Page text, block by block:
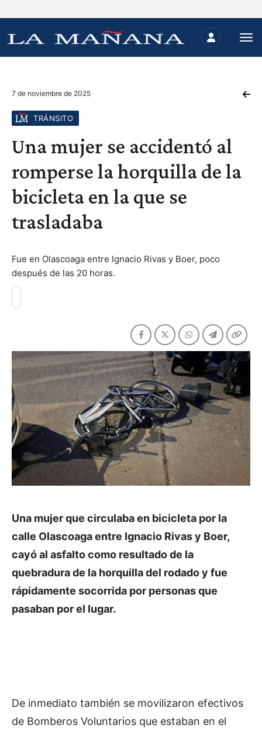
7 de noviembre de 2025
TRÁNSITO
Una mujer se accidentó al
romperse la horquilla de la
bicicleta en la que se
trasladaba
Fue en Olascoaga entre Ignacio Rivas y Boer, poco
después de las 20 horas.
Una mujer que circulaba en bicicleta por la
calle Olascoaga entre Ignacio Rivas y Boer,
cayó al asfalto como resultado de la
quebradura de la horquilla del rodado y fue
rápidamente socorrida por personas que
pasaban por el lugar.
De inmediato también se movilizaron efectivos
de Bomberos Voluntarios que estaban en el